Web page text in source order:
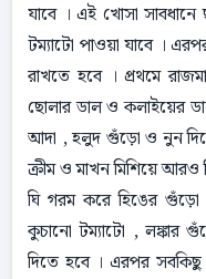
যাবে । এই খোসা সাবধানে
টম্যাটো পাওয়া যাবে ।
রাখতে হবে । প্রথমে
ছোলার ডাল ও কলাইয়ের
আদা , হলুদ গুঁড়ো ও নুন
ক্রীম ও মাখন মিশিয়ে
ঘি গরম করে হিঙের গুঁড়ো
কুচানো টম্যাটো , লঙ্কার
দিতে হবে । এরপর সবকিছু